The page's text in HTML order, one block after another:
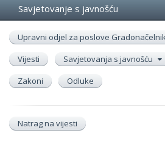
Savjetovanje s javnošću
Upravni odjel za poslove
Vijesti
Savjetovanja s javnošću
Zakoni
Odluke
Natrag na vijesti